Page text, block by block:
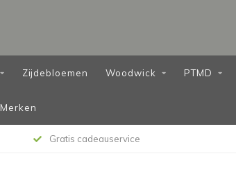
Zijdebloemen Woodwick PTMD
Merken
Gratis cadeauservice